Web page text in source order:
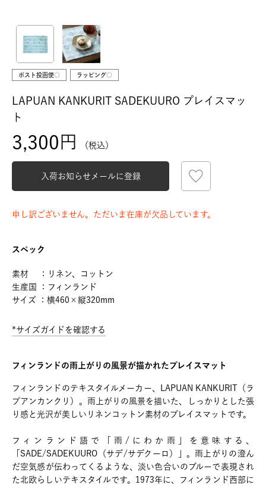
ポスト投函便○ ラッピング○
LAPUAN KANKURIT SADEKUURO プレイスマッ
ト
3,300 税込
入荷お知らせメールに登録
申し訳ございません。ただいま在庫が欠品しています。
スペック
素材 ：リネン、コットン
生産国 ：フィンランド
サイズ ：横460×縦320mm
*サイズガイドを確認する
フィンランドの雨上がりの風景が描かれたプレイスマット
フィンランドのテキスタイルメーカー、LAPUAN KANKURIT（ラ
プアンカンクリ）。雨上がりの風景を描いた、しっかりとした張
り感と光沢が美しいリネンコットン素材のプレイスマットです。
フィンランド語で「雨/にわか雨」を意味する、
「SADE/SADEKUURO（サデ/サデクーロ）」。雨上がりの澄ん
だ空気感が伝わってくるような、淡い色合いのブルーで表現され
た北欧らしいテキスタイルです。1973年に、フィンランド西部に